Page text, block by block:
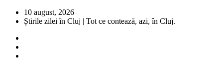
10 august, 2026
Știrile zilei în Cluj | Tot ce contează, azi, în Cluj.